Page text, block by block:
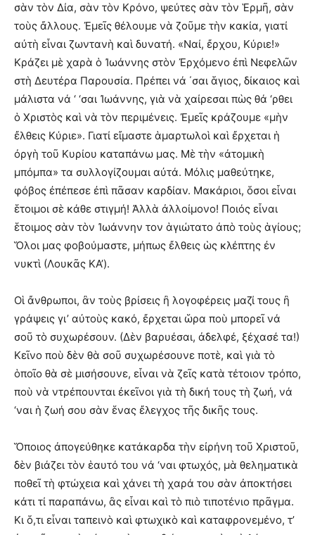
σὰν τὸν Δία, σὰν τὸν Κρόνο, ψεύτες σὰν τὸν Ἑρμῆ, σὰν
τοὺς ἄλλους. Ἐμεῖς θέλουμε νὰ ζοῦμε τὴν κακία, γιατί
αὐτὴ εἶναι ζωντανὴ καὶ δυνατή. «Ναί, ἔρχου, Κύριε!»
Κράζει μὲ χαρὰ ὁ Ἰωάννης στὸν Ἐρχόμενο ἐπὶ Νεφελῶν
στὴ Δευτέρα Παρουσία. Πρέπει νά ΄σαι ἅγιος, δίκαιος καὶ
μάλιστα νά ‘ ‘σαι Ἰωάννης, γιὰ νὰ χαίρεσαι πὼς θά ‘ρθει
ὁ Χριστὸς καὶ νὰ τὸν περιμένεις. Ἐμεῖς κράζουμε «μὴν
ἔλθεις Κύριε». Γιατί εἴμαστε ἁμαρτωλοὶ καὶ ἔρχεται ἡ
ὀργὴ τοῦ Κυρίου καταπάνω μας. Μὲ τὴν «ἀτομικὴ
μπόμπα» τα συλλογίζουμαι αὐτά. Μόλις μαθεύτηκε,
φόβος ἐπέπεσε ἐπὶ πᾶσαν καρδίαν. Μακάριοι, ὅσοι εἶναι
ἕτοιμοι σὲ κάθε στιγμή! Ἀλλὰ ἀλλοίμονο! Ποιός εἶναι
ἕτοιμος σὰν τὸν Ἰωάννην τον ἁγιώτατο ἀπὸ τοὺς ἁγίους;
Ὅλοι μας φοβούμαστε, μήπως ἔλθεις ὡς κλέπτης ἐν
νυκτὶ (Λουκᾶς ΚΑ’).
Οἱ ἄνθρωποι, ἂν τοὺς βρίσεις ἢ λογοφέρεις μαζί τους ἢ
γράψεις γι’ αὐτοὺς κακό, ἔρχεται ὥρα ποὺ μπορεῖ νά
σοῦ τὸ συχωρέσουν. (Δὲν βαρυέσαι, ἀδελφέ, ξέχασέ τα!)
Κεῖνο ποὺ δὲν θὰ σοῦ συχωρέσουνε ποτὲ, καὶ γιὰ τὸ
ὁποῖο θὰ σὲ μισήσουνε, εἶναι νὰ ζεῖς κατὰ τέτοιον τρόπο,
ποὺ νὰ ντρέπουνται ἐκεῖνοι γιὰ τὴ δική τους τὴ ζωή, νά
‘ναι ἡ ζωή σου σὰν ἕνας ἔλεγχος τῆς δικῆς τους.
Ὅποιος ἀπογεύθηκε κατάκαρδα τὴν εἰρήνη τοῦ Χριστοῦ,
δὲν βιάζει τὸν ἑαυτό του νά ‘ναι φτωχός, μὰ θεληματικὰ
ποθεῖ τὴ φτώχεια καὶ χάνει τὴ χαρά του σὰν ἀποκτήσει
κάτι τί παραπάνω, ἂς εἶναι καὶ τὸ πιὸ τιποτένιο πρᾶγμα.
Κι ὅ,τι εἶναι ταπεινὸ καὶ φτωχικὸ καὶ καταφρονεμένο, τ’